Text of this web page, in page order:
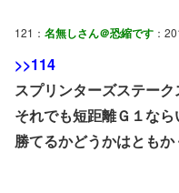
121： 名無しさん＠恐縮です ：
>>114
スプリンターズステー
それでも短距離Ｇ１な
勝てるかどうかはともか